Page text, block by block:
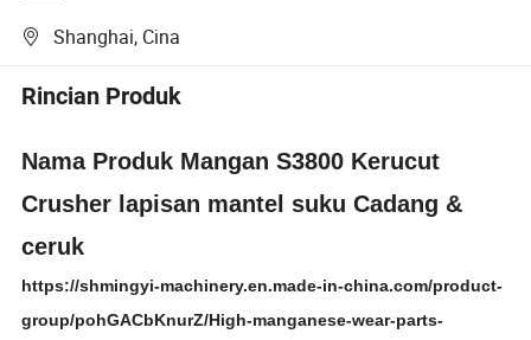
Shanghai, Cina
Rincian Produk
Nama Produk Mangan S3800 Kerucut
Crusher lapisan mantel suku Cadang &
ceruk
https://shmingyi-machinery.en.made-in-china.com/product-
group/pohGACbKnurZ/High-manganese-wear-parts-